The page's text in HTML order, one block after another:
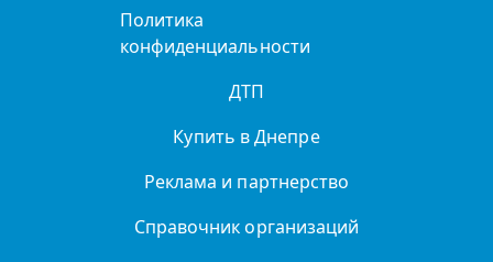
Политика
конфиденциальности
ДТП
Купить в Днепре
Реклама и партнерство
Справочник организаций